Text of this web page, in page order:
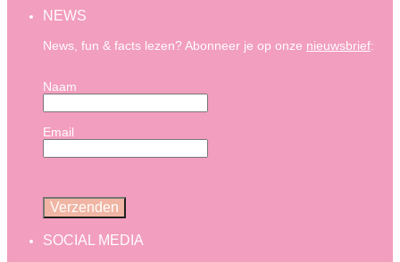
NEWS
News, fun & facts lezen? Abonneer je op onze nieuwsbrief:
Naam
Email
SOCIAL MEDIA